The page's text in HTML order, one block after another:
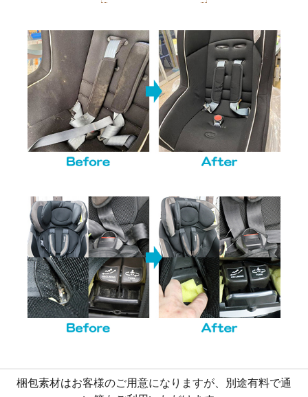
梱包素材はお客様のご用意になりますが、別途有料で通